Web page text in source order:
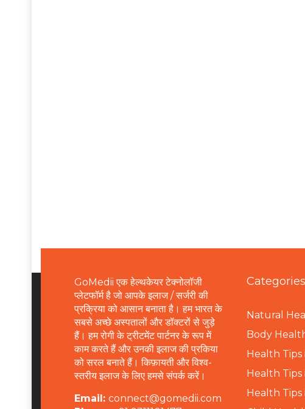
GoMedii एक हेल्थकेयर टेक्नोलॉजी
प्लेटफॉर्म है जो आपके इलाज / सर्जरी की
प्रक्रिया को आसान बनाता है। हम भारत के
सबसे अच्छे अस्पतालों और डॉक्टरों से जुड़े
हैं। हम रोगी के ट्रीटमेंट पार्टनर के रूप में
काम करते हैं और उनकी इलाज की प्रकिया
को सरल बनाते हैं। किफ़ायती और विश्व-
स्तरीय इलाज के लिए हमसे संपर्क करें।
Email: connect@gomedii.com
Categories
Natural
Body
Health Tips
Health Tips
Health Tips